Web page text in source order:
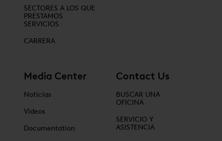
SECTORES A LOS QUE
PRESTAMOS
SERVICIOS
CARRERA
Media Center
Noticias
Videos
Documentation
Contact Us
BUSCAR UNA
OFICINA
SERVICIO Y
ASISTENCIA